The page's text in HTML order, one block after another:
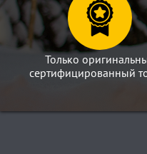
Только
сертифицированный